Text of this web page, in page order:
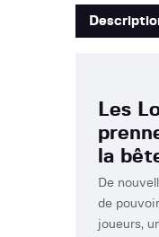
Les
la
De
de
joueurs,